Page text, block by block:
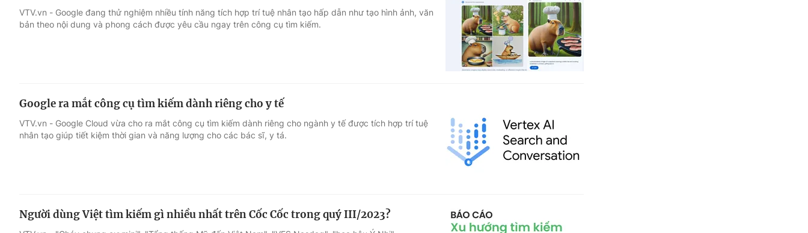
VTV.vn - Google đang thử nghiệm nhiều tính năng tích hợp trí tuệ nhân tạo hấp dẫn như tạo hình ảnh, văn
bản theo nội dung và phong cách được yêu cầu ngay trên công cụ tìm kiếm.
Google ra mắt công cụ tìm kiếm dành riêng cho y tế
VTV.vn - Google Cloud vừa cho ra mắt công cụ tìm kiếm dành riêng cho ngành y tế được tích hợp trí tuệ
nhân tạo giúp tiết kiệm thời gian và năng lượng cho các bác sĩ, y tá.
Người dùng Việt tìm kiếm gì nhiều nhất trên Cốc Cốc trong quý III/2023?